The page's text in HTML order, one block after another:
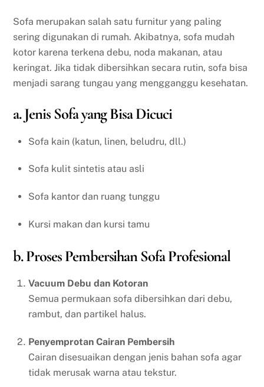
Sofa merupakan salah satu furnitur yang paling
sering digunakan di rumah. Akibatnya, sofa mudah
kotor karena terkena debu, noda makanan, atau
keringat. Jika tidak dibersihkan secara rutin, sofa bisa
menjadi sarang tungau yang mengganggu kesehatan.
a. Jenis Sofa yang Bisa Dicuci
Sofa kain (katun, linen, beludru, dll.)
Sofa kulit sintetis atau asli
Sofa kantor dan ruang tunggu
Kursi makan dan kursi tamu
b. Proses Pembersihan Sofa Profesional
Vacuum Debu dan Kotoran
Semua permukaan sofa dibersihkan dari debu,
rambut, dan partikel halus.
Penyemprotan Cairan Pembersih
Cairan disesuaikan dengan jenis bahan sofa agar
tidak merusak warna atau tekstur.